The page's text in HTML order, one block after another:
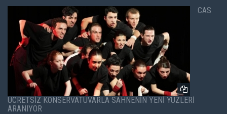
CAS
ÜCRETSİZ KONSERVATUVARLA SAHNENİN YENİ YÜZLERİ
ARANIYOR